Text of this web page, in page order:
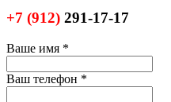
+7 (912) 291-17-17
Ваше имя *
Ваш телефон *